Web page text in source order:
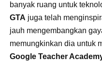
banyak ruang untuk
GTA juga telah
jauh mengembangkan
memungkinkan dia untuk
Google Teacher